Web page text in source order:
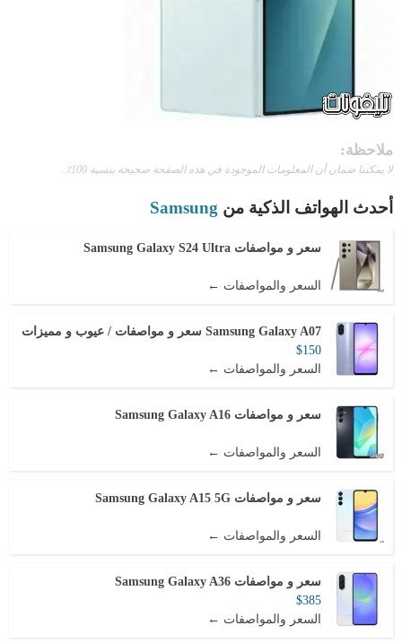
ملاحظة:
لا يمكننا ضمان أن المعلومات الموجودة في هذه الصفحة صحيحة بنسبة 100٪.
أحدث الهواتف الذكية من Samsung
سعر و مواصفات Samsung Galaxy S24 Ultra
السعر والمواصفات ←
Samsung Galaxy A07 سعر و مواصفات / عيوب و مميزات
$150
السعر والمواصفات ←
سعر و مواصفات Samsung Galaxy A16
السعر والمواصفات ←
سعر و مواصفات Samsung Galaxy A15 5G
السعر والمواصفات ←
سعر و مواصفات Samsung Galaxy A36
$385
السعر والمواصفات ←